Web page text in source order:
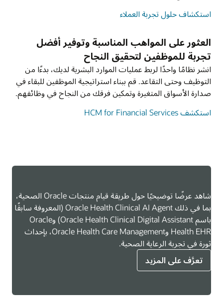
استكشاف حلول تجربة العملاء
العثور على المواهب المناسبة وتوفير أفضل
تجربة للموظفين لتحقيق النجاح
انشر نظامًا واحدًا لربط عمليات الموارد البشرية لديك، بدءًا من
التوظيف وحتى التقاعد. قم ببناء استراتيجية الموظفين للبقاء في
صدارة الأسواق المتغيرة وتمكين فرقك من النجاح في وظائفهم.
استكشف HCM for Financial Services
شاهد عرضًا توضيحيًا حول طريقة قيام منتجات Oracle الصحية،
بما في ذلك Oracle Health Clinical AI Agent (المعروفة سابقًا
باسم Oracle Health Clinical Digital Assistant) وOracle
Health EHR وOracle Health Care Management، بإحداث
ثورة في تجربة الرعاية الصحية.
تعرَّف على المزيد